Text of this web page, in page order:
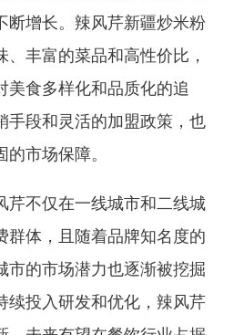
断增长。辣风芹新疆炒米粉
、丰富的菜品和高性价比，
美食多样化和品质化的追
手段和灵活的加盟政策，也
市场保障。
芹不仅在一线城市和二线城
群体，且随着品牌知名度的
市的市场潜力也逐渐被挖掘
续投入研发和优化，辣风芹